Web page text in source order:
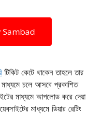
Sambad
টিকিট কেটে থাকেন তাহলে তার
চলে আসবে প্রকাশিত
মাধ্যমে আপলোড করে দেয়া
মাধ্যমে ডিয়ার রেটিং